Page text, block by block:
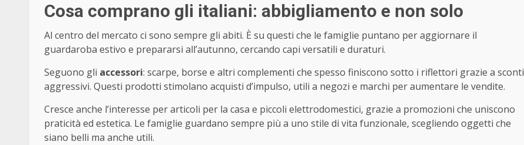
Cosa comprano gli italiani: abbigliamento e non solo
Al centro del mercato ci sono sempre gli abiti. È su questi che le famiglie puntano per aggiornare il
guardaroba estivo e prepararsi all’autunno, cercando capi versatili e duraturi.
Seguono gli accessori: scarpe, borse e altri complementi che spesso finiscono sotto i riflettori grazie a sconti
aggressivi. Questi prodotti stimolano acquisti d’impulso, utili a negozi e marchi per aumentare le vendite.
Cresce anche l’interesse per articoli per la casa e piccoli elettrodomestici, grazie a promozioni che uniscono
praticità ed estetica. Le famiglie guardano sempre più a uno stile di vita funzionale, scegliendo oggetti che
siano belli ma anche utili.